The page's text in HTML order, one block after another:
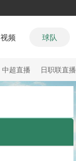
视频 球队
中超直播 日职联直播